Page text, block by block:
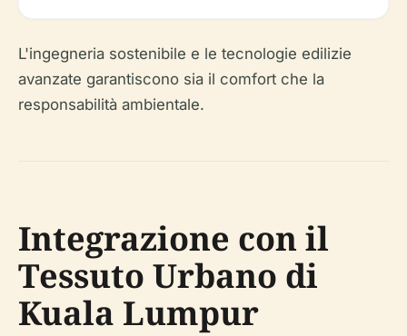
L'ingegneria sostenibile e le tecnologie edilizie
avanzate garantiscono sia il comfort che la
responsabilità ambientale.
Integrazione con il
Tessuto Urbano di
Kuala Lumpur